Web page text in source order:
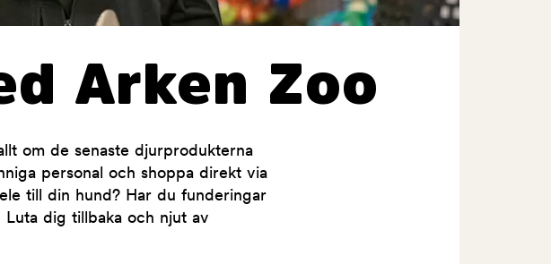
Arken Zoo
om de senaste djurprodukterna
personal och shoppa direkt via
till din hund? Har du funderingar
dig tillbaka och njut av